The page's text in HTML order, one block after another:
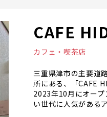
CAFE
カフェ・喫茶店
三重県津市の主要道
所にある、「CAFE
2023年10月にオー
い世代に人気がある